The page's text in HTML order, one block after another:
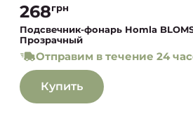
268грн
Подсвечник-фонарь Homla
Прозрачный
Отправим в течение 24
Купить